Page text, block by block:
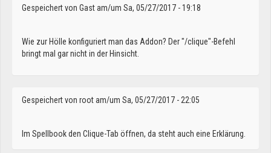
Gespeichert von Gastam/um Sa, 05/27/2017 - 19:18
Wie zur Hölle konfiguriert man das Addon? Der "/clique"-Befehl
bringt mal gar nicht in der Hinsicht.
Gespeichert von rootam/um Sa, 05/27/2017 - 22:05
Im Spellbook den Clique-Tab öffnen, da steht auch eine Erklärung.